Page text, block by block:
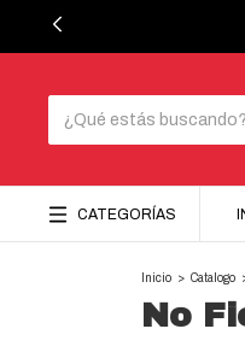
CATEGORÍAS
Inicio > Catalogo
No